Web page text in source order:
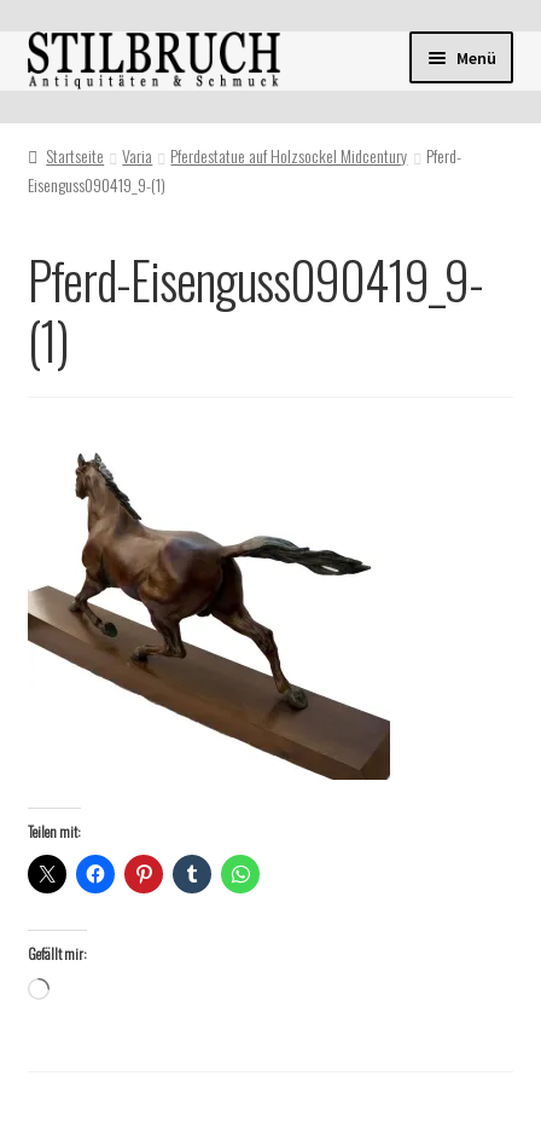
Zur
Navigation
Zum
Inhalt
Menü
Startseite Varia Pferdestatue auf Holzsockel Midcentury
Pferd-
Eisenguss090419_9-(1)
Pferd-Eisenguss090419_9-
(1)
Teilen mit:
Gefällt mir:
Wird